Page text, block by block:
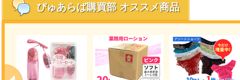
ぴゅあらば購買部 オススメ商品